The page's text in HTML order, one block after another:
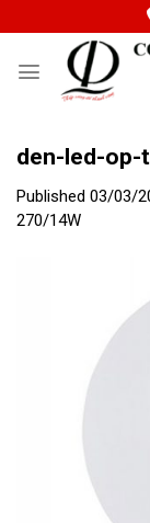
to
den-led-op-
Published 03/03/
270/14W